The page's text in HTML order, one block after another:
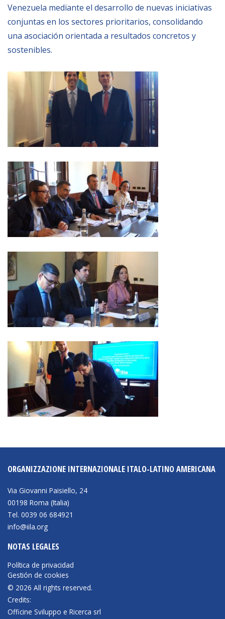
Venezuela mediante el desarrollo de nuevas iniciativas
conjuntas en los sectores prioritarios, consolidando
una asociación orientada a resultados concretos y
sostenibles.
ORGANIZZAZIONE INTERNAZIONALE ITALO-LATINO AMERICANA
Via Giovanni Paisiello, 24
00198 Roma (Italia)
Tel. 0039 06 684921
info@iila.org
NOTAS LEGALES
Política de privacidad
Gestión de cookies
© 2026 All rights reserved.
Credits:
Officine Sviluppo e Ricerca srl